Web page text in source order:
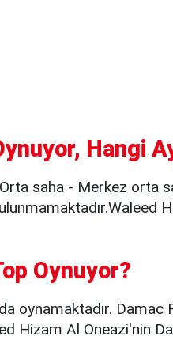
Hangi
saha - Merkez orta
Oynuyor?
oynamaktadır. Damac
Hizam Al Oneazi'nin